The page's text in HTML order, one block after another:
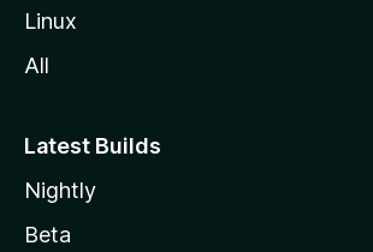
l
Linux
All
Latest Builds
Nightly
Beta